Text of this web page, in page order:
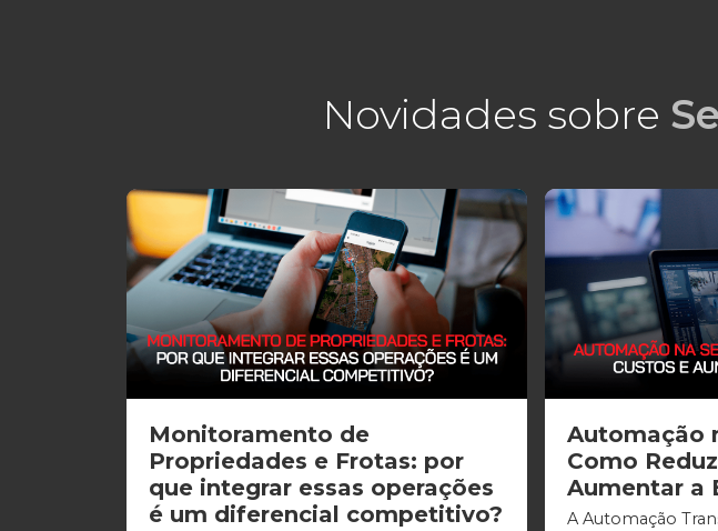
Novidades sobre
Monitoramento de
Propriedades e Frotas: por
que integrar essas operações
é um diferencial competitivo?
Automação
Como
Aumentar a
A Automação